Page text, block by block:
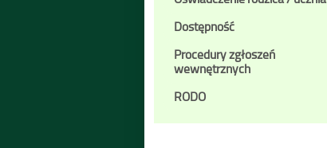
Dostępność
Procedury zgłoszeń
wewnętrznych
RODO